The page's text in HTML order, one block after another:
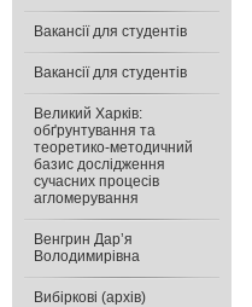
Вакансії для студентів
Вакансії для студентів
Великий Харків:
обґрунтування та
теоретико-методичний
базис дослідження
сучасних процесів
агломерування
Венгрин Дар’я
Володимирівна
Вибіркові (архів)